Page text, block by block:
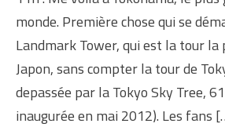
monde. Première chose qui se
Landmark Tower, qui est la tour la
Japon, sans compter la tour de
depassée par la Tokyo Sky Tree,
inaugurée en mai 2012). Les fans